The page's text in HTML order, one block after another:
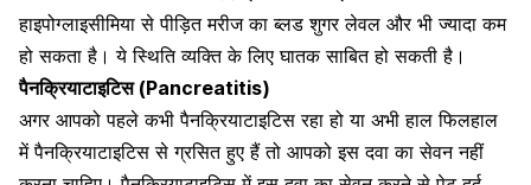
हाइपोग्लाइसीमिया से पीड़ित मरीज का ब्लड शुगर लेवल और भी ज्यादा कम
हो सकता है। ये स्थिति व्यक्ति के लिए घातक साबित हो सकती है।
पैनक्रियाटाइटिस (Pancreatitis)
अगर आपको पहले कभी पैनक्रियाटाइटिस रहा हो या अभी हाल फिलहाल
में पैनक्रियाटाइटिस से ग्रसित हुए हैं तो आपको इस दवा का सेवन नहीं